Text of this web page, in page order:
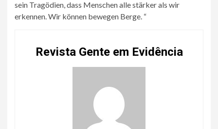
sein Tragödien, dass Menschen alle stärker als wir
erkennen. Wir können bewegen Berge. “
Revista Gente em Evidência